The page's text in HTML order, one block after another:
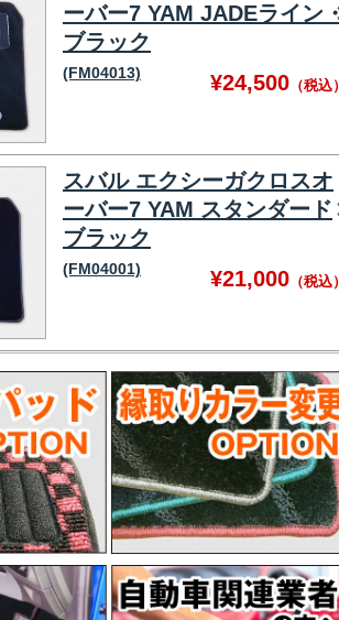
ーバー7 YAM JADEライン
ブラック
(FM04013) ¥24,500 （税込
スバル エクシーガクロスオ
ーバー7 YAM スタンダード
ブラック
(FM04001) ¥21,000 （税込